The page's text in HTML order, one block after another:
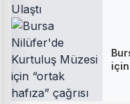
için